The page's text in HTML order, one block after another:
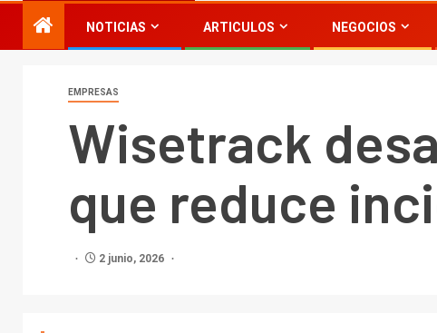
NOTICIAS ARTICULOS NEGOCIOS
EMPRESAS
Wisetrack
que reduce
2 junio, 2026